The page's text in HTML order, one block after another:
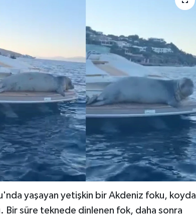
yaşayan yetişkin bir Akdeniz foku, koyda
Bir süre teknede dinlenen fok, daha sonra